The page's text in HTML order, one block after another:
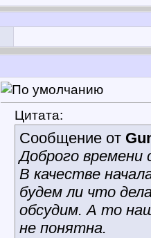
Цитата:
Сообщение от
Доброго времени
В качестве
будем ли что
обсудим. А то
не понятна.